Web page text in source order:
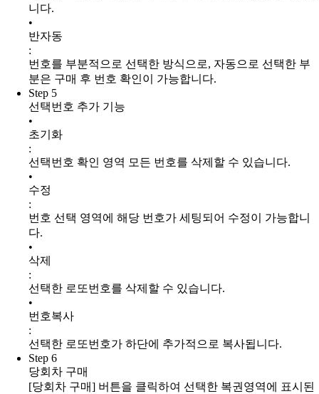
니다.
•
반자동
:
번호를 부분적으로 선택한 방식으로, 자동으로 선택한 부
분은 구매 후 번호 확인이 가능합니다.
Step 5
선택번호 추가 기능
•
초기화
:
선택번호 확인 영역 모든 번호를 삭제할 수 있습니다.
•
수정
:
번호 선택 영역에 해당 번호가 세팅되어 수정이 가능합니
다.
•
삭제
:
선택한 로또번호를 삭제할 수 있습니다.
•
번호복사
:
선택한 로또번호가 하단에 추가적으로 복사됩니다.
Step 6
당회차 구매
[당회차 구매] 버튼을 클릭하여 선택한 복권영역에 표시된